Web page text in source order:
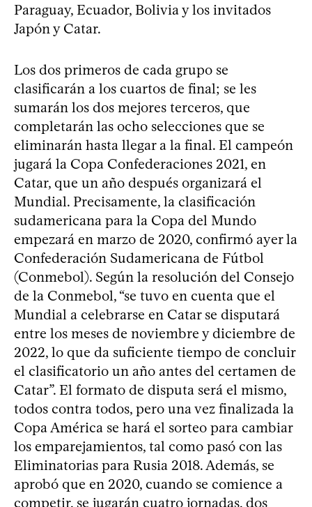
Paraguay, Ecuador, Bolivia y los invitados
Japón y Catar.
Los dos primeros de cada grupo se
clasificarán a los cuartos de final; se les
sumarán los dos mejores terceros, que
completarán las ocho selecciones que se
eliminarán hasta llegar a la final. El campeón
jugará la Copa Confederaciones 2021, en
Catar, que un año después organizará el
Mundial. Precisamente, la clasificación
sudamericana para la Copa del Mundo
empezará en marzo de 2020, confirmó ayer la
Confederación Sudamericana de Fútbol
(Conmebol). Según la resolución del Consejo
de la Conmebol, “se tuvo en cuenta que el
Mundial a celebrarse en Catar se disputará
entre los meses de noviembre y diciembre de
2022, lo que da suficiente tiempo de concluir
el clasificatorio un año antes del certamen de
Catar”. El formato de disputa será el mismo,
todos contra todos, pero una vez finalizada la
Copa América se hará el sorteo para cambiar
los emparejamientos, tal como pasó con las
Eliminatorias para Rusia 2018. Además, se
aprobó que en 2020, cuando se comience a
competir, se jugarán cuatro jornadas, dos